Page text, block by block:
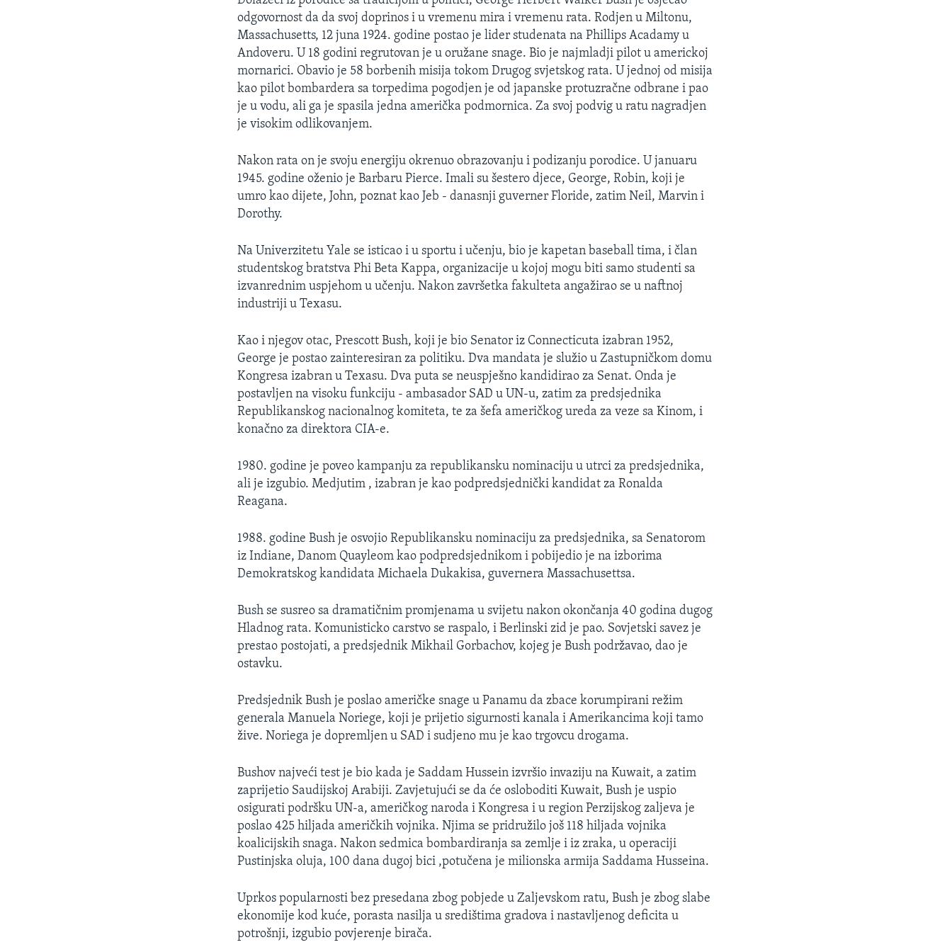
odgovornost da da svoj doprinos i u vremenu mira i vremenu rata. Rodjen u Miltonu,
Massachusetts, 12 juna 1924. godine postao je lider studenata na Phillips Acadamy u
Andoveru. U 18 godini regrutovan je u oružane snage. Bio je najmladji pilot u americkoj
mornarici. Obavio je 58 borbenih misija tokom Drugog svjetskog rata. U jednoj od misija
kao pilot bombardera sa torpedima pogodjen je od japanske protuzračne odbrane i pao
je u vodu, ali ga je spasila jedna američka podmornica. Za svoj podvig u ratu nagradjen
je visokim odlikovanjem.
Nakon rata on je svoju energiju okrenuo obrazovanju i podizanju porodice. U januaru
1945. godine oženio je Barbaru Pierce. Imali su šestero djece, George, Robin, koji je
umro kao dijete, John, poznat kao Jeb - danasnji guverner Floride, zatim Neil, Marvin i
Dorothy.
Na Univerzitetu Yale se isticao i u sportu i učenju, bio je kapetan baseball tima, i član
studentskog bratstva Phi Beta Kappa, organizacije u kojoj mogu biti samo studenti sa
izvanrednim uspjehom u učenju. Nakon završetka fakulteta angažirao se u naftnoj
industriji u Texasu.
Kao i njegov otac, Prescott Bush, koji je bio Senator iz Connecticuta izabran 1952,
George je postao zainteresiran za politiku. Dva mandata je služio u Zastupničkom domu
Kongresa izabran u Texasu. Dva puta se neuspješno kandidirao za Senat. Onda je
postavljen na visoku funkciju - ambasador SAD u UN-u, zatim za predsjednika
Republikanskog nacionalnog komiteta, te za šefa američkog ureda za veze sa Kinom, i
konačno za direktora CIA-e.
1980. godine je poveo kampanju za republikansku nominaciju u utrci za predsjednika,
ali je izgubio. Medjutim , izabran je kao podpredsjednički kandidat za Ronalda
Reagana.
1988. godine Bush je osvojio Republikansku nominaciju za predsjednika, sa Senatorom
iz Indiane, Danom Quayleom kao podpredsjednikom i pobijedio je na izborima
Demokratskog kandidata Michaela Dukakisa, guvernera Massachusettsa.
Bush se susreo sa dramatičnim promjenama u svijetu nakon okončanja 40 godina dugog
Hladnog rata. Komunisticko carstvo se raspalo, i Berlinski zid je pao. Sovjetski savez je
prestao postojati, a predsjednik Mikhail Gorbachov, kojeg je Bush podržavao, dao je
ostavku.
Predsjednik Bush je poslao američke snage u Panamu da zbace korumpirani režim
generala Manuela Noriege, koji je prijetio sigurnosti kanala i Amerikancima koji tamo
žive. Noriega je dopremljen u SAD i sudjeno mu je kao trgovcu drogama.
Bushov najveći test je bio kada je Saddam Hussein izvršio invaziju na Kuwait, a zatim
zaprijetio Saudijskoj Arabiji. Zavjetujući se da će osloboditi Kuwait, Bush je uspio
osigurati podršku UN-a, američkog naroda i Kongresa i u region Perzijskog zaljeva je
poslao 425 hiljada američkih vojnika. Njima se pridružilo još 118 hiljada vojnika
koalicijskih snaga. Nakon sedmica bombardiranja sa zemlje i iz zraka, u operaciji
Pustinjska oluja, 100 dana dugoj bici ,potučena je milionska armija Saddama Husseina.
Uprkos popularnosti bez presedana zbog pobjede u Zaljevskom ratu, Bush je zbog slabe
ekonomije kod kuće, porasta nasilja u središtima gradova i nastavljenog deficita u
potrošnji, izgubio povjerenje birača.